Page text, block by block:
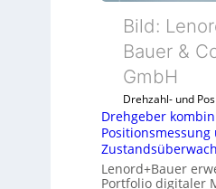
Bild:
Bauer &
GmbH
Drehzahl- und
Drehgeber
Positionsmessung
Lenord+Bauer
Portfolio digitaler